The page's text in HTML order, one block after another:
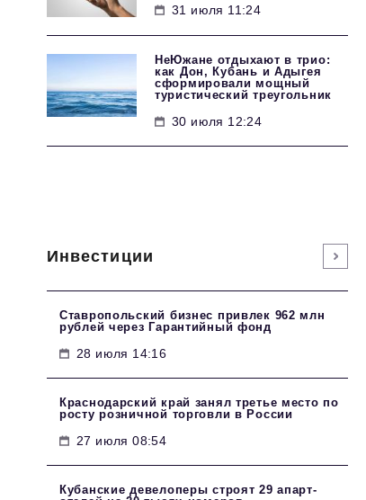
Интервью Сделано в России Право
31 июля 11:24
НеЮжане отдыхают в трио:
как Дон, Кубань и Адыгея
сформировали мощный
туристический треугольник
30 июля 12:24
Инвестиции
Ставропольский бизнес привлек 962 млн
рублей через Гарантийный фонд
28 июля 14:16
Краснодарский край занял третье место по
росту розничной торговли в России
27 июля 08:54
Кубанские девелоперы строят 29 апарт-